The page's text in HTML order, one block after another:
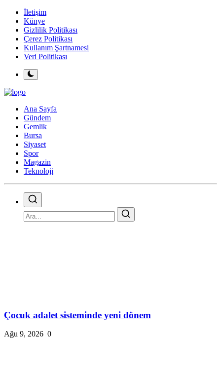
İletişim
Künye
Gizlilik Politikası
Çerez Politikası
Kullanım Şartnamesi
Veri Politikası
Ana Sayfa
Gündem
Gemlik
Bursa
Siyaset
Spor
Magazin
Teknoloji
Çocuk adalet sisteminde yeni dönem
Ağu 9, 2026 0